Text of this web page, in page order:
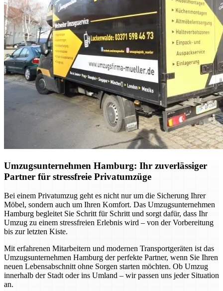
Umzugsunternehmen Hamburg: Ihr zuverlässiger
Partner für stressfreie Privatumzüge
Bei einem Privatumzug geht es nicht nur um die Sicherung Ihrer
Möbel, sondern auch um Ihren Komfort. Das Umzugsunternehmen
Hamburg begleitet Sie Schritt für Schritt und sorgt dafür, dass Ihr
Umzug zu einem stressfreien Erlebnis wird – von der Vorbereitung
bis zur letzten Kiste.
Mit erfahrenen Mitarbeitern und modernen Transportgeräten ist das
Umzugsunternehmen Hamburg der perfekte Partner, wenn Sie Ihren
neuen Lebensabschnitt ohne Sorgen starten möchten. Ob Umzug
innerhalb der Stadt oder ins Umland – wir passen uns jeder Situation
an.